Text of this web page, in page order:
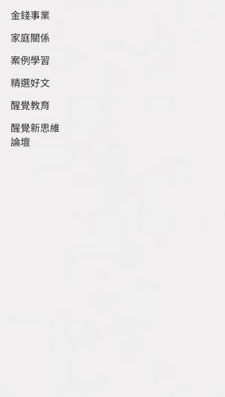
金錢事業
家庭關係
案例學習
精選好文
醒覺教育
醒覺新思維
論壇